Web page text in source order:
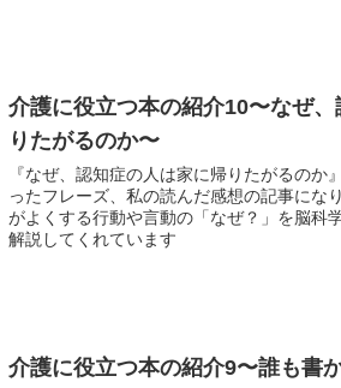
介護に役立つ本の紹介10〜なぜ
りたがるのか〜
『なぜ、認知症の人は家に帰りたがるのか
ったフレーズ、私の読んだ感想の記事にな
がよくする行動や言動の「なぜ？」を脳科
解説してくれています
介護に役立つ本の紹介9〜誰も書